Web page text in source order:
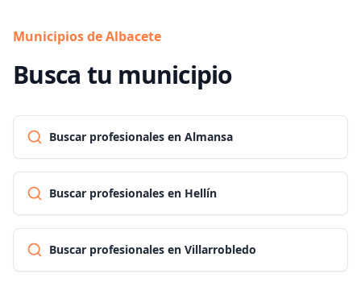
Municipios de Albacete
Busca tu municipio
Buscar profesionales en Almansa
Buscar profesionales en Hellín
Buscar profesionales en Villarrobledo